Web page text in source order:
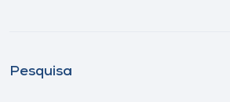
Pesquisa